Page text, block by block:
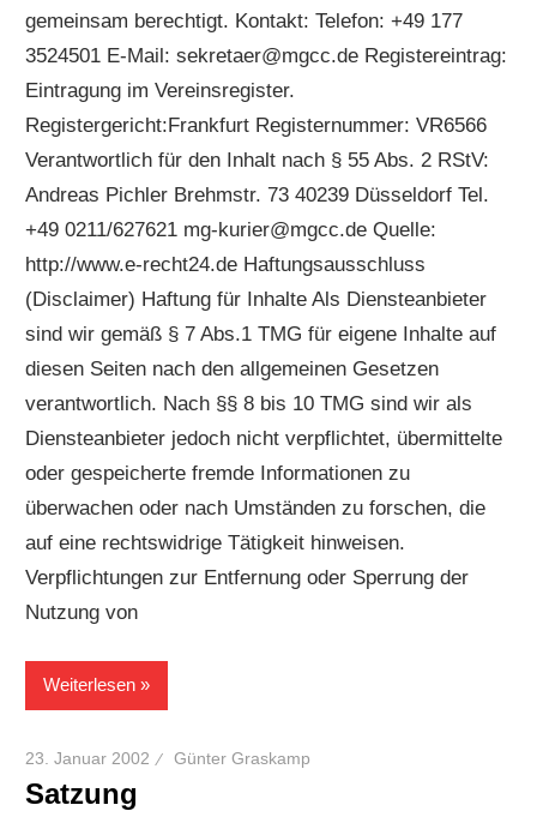
gemeinsam berechtigt. Kontakt: Telefon: +49 177
3524501 E-Mail: sekretaer@mgcc.de Registereintrag:
Eintragung im Vereinsregister.
Registergericht:Frankfurt Registernummer: VR6566
Verantwortlich für den Inhalt nach § 55 Abs. 2 RStV:
Andreas Pichler Brehmstr. 73 40239 Düsseldorf Tel.
+49 0211/627621 mg-kurier@mgcc.de Quelle:
http://www.e-recht24.de Haftungsausschluss
(Disclaimer) Haftung für Inhalte Als Diensteanbieter
sind wir gemäß § 7 Abs.1 TMG für eigene Inhalte auf
diesen Seiten nach den allgemeinen Gesetzen
verantwortlich. Nach §§ 8 bis 10 TMG sind wir als
Diensteanbieter jedoch nicht verpflichtet, übermittelte
oder gespeicherte fremde Informationen zu
überwachen oder nach Umständen zu forschen, die
auf eine rechtswidrige Tätigkeit hinweisen.
Verpflichtungen zur Entfernung oder Sperrung der
Nutzung von
Weiterlesen
23. Januar 2002 Günter Graskamp
Satzung